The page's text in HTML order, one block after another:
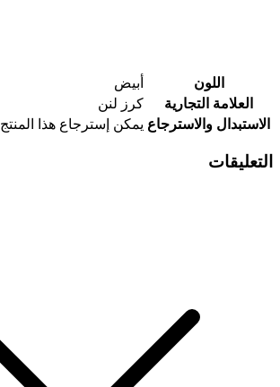
اللون
أبيض
العلامة التجارية
كرز لنن
الاستبدال والاسترجاع يمكن إسترجاع هذا المنتج
التعليقات